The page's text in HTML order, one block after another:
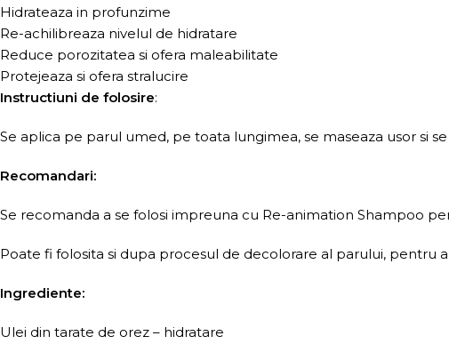
Hidrateaza in profunzime
Re-achilibreaza nivelul de hidratare
Reduce porozitatea si ofera maleabilitate
Protejeaza si ofera stralucire
Instructiuni de folosire:
Se aplica pe parul umed, pe toata lungimea, se maseaza usor si
Recomandari:
Se recomanda a se folosi impreuna cu Re-animation Shampoo
Poate fi folosita si dupa procesul de decolorare al parului, pentru
Ingrediente:
Ulei din tarate de orez – hidratare